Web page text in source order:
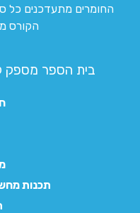
החומרים מתעדכנים כל
הקורס
בית הספר מספק
תכנות